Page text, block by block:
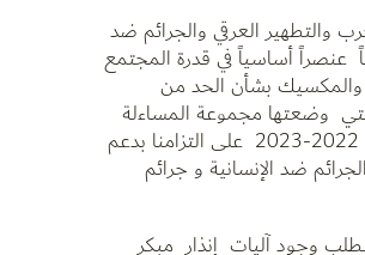
والتطهير العرقي والجرائم ضد
عنصراً أساسياً في قدرة المجتمع
والمكسيك بشأن الحد من
وضعتها مجموعة المساءلة
والتناسق والشفافية. وفي هذا السياق، نؤكد من جديد ونحن نتطلع إلى ترشحنا لعضوية مجلس الأمن للفترة 2022-2023 على التزامنا بدعم
ضد الإنسانية و جرائم
وجود آليات إنذار مبكر